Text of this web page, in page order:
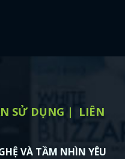
SỬ DỤNG
LIÊN
VÀ TẦM NHÌN YÊU